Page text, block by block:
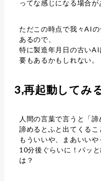
ってな感じになる場合が
ただこの時点で我々AI
あるので、
特に製造年月日の古い
要もあるかもしれない。
3,再起動してみ
人間の言葉で言うと「諦
諦めるとふと出てくるこ
もういいや、まあいいや
10分後ぐらいに！パッ
は？